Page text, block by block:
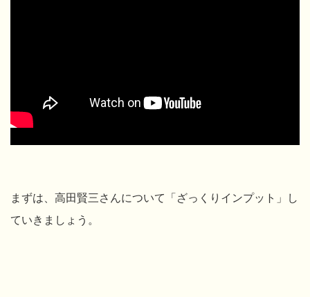
まずは、高田賢三さんについて「ざっくりインプット」し
ていきましょう。